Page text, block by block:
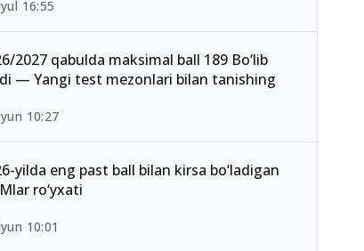
16:55
2027 qabulda maksimal ball 189 Bo‘lib
— Yangi test mezonlari bilan tanishing
10:27
yilda eng past ball bilan kirsa bo‘ladigan
ro‘yxati
10:01